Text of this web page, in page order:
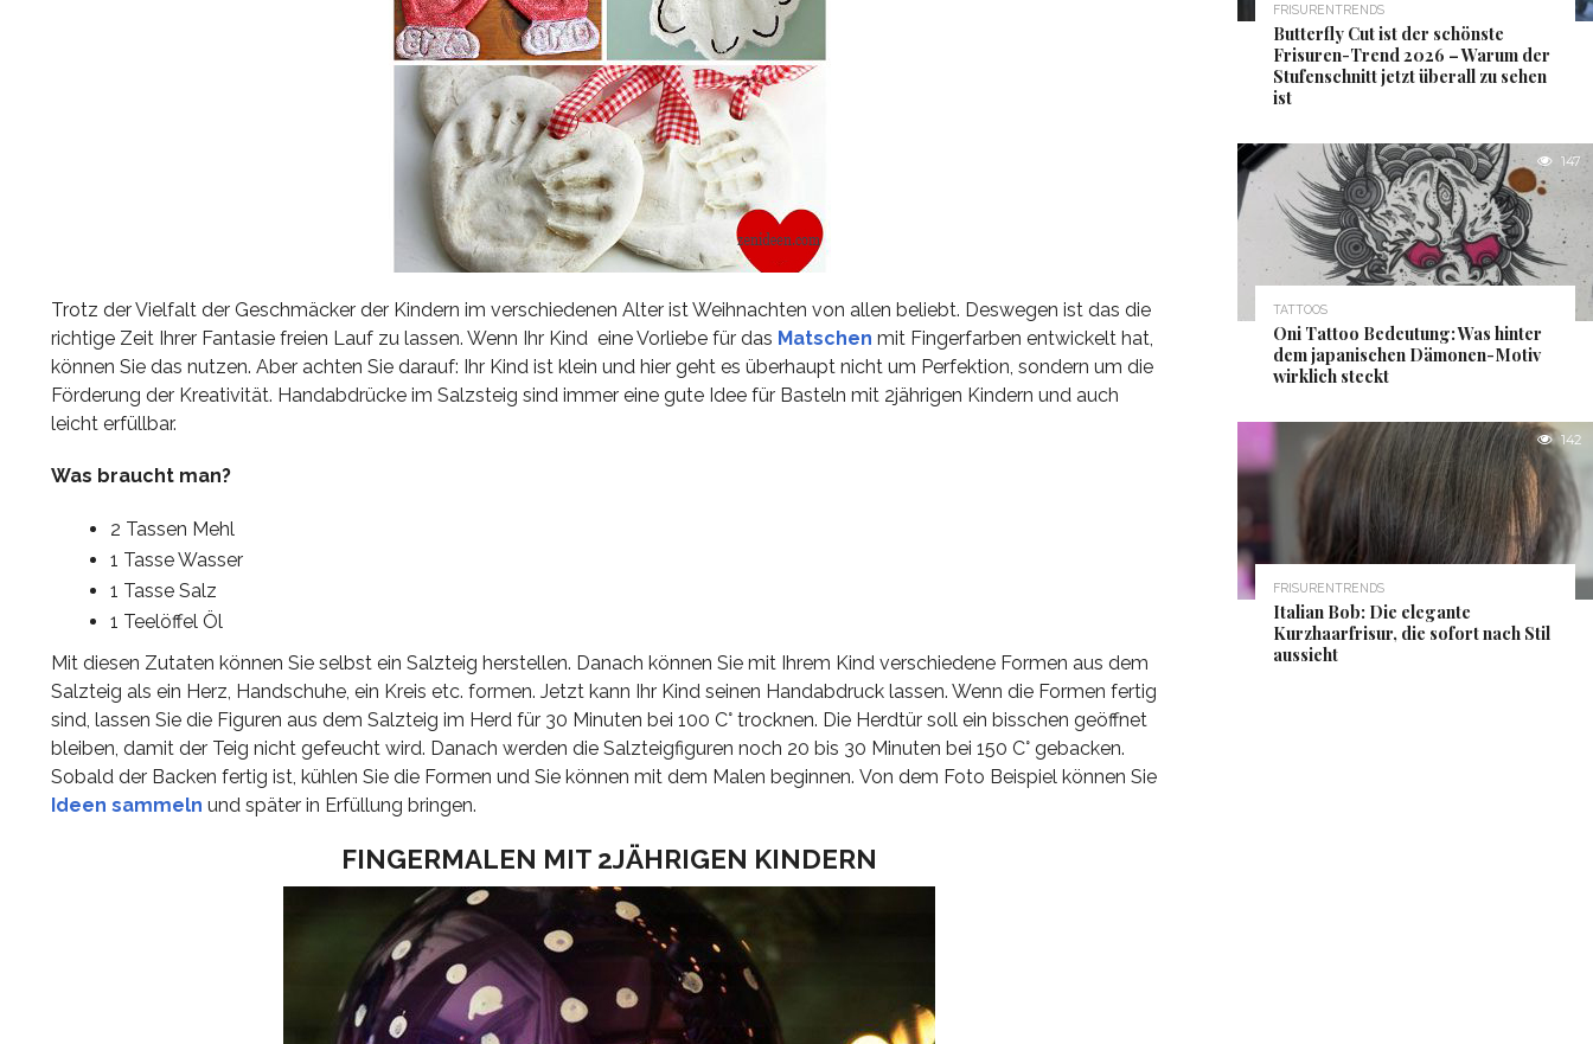
Trotz der Vielfalt der Geschmäcker der Kindern im verschiedenen Alter ist Weihnachten von allen beliebt. Deswegen ist das die
richtige Zeit Ihrer Fantasie freien Lauf zu lassen. Wenn Ihr Kind eine Vorliebe für das Matschen mit Fingerfarben entwickelt hat,
können Sie das nutzen. Aber achten Sie darauf: Ihr Kind ist klein und hier geht es überhaupt nicht um Perfektion, sondern um die
Förderung der Kreativität. Handabdrücke im Salzsteig sind immer eine gute Idee für Basteln mit 2jährigen Kindern und auch
leicht erfüllbar.
Was braucht man?
2 Tassen Mehl
1 Tasse Wasser
1 Tasse Salz
1 Teelöffel Öl
Mit diesen Zutaten können Sie selbst ein Salzteig herstellen. Danach können Sie mit Ihrem Kind verschiedene Formen aus dem
Salzteig als ein Herz, Handschuhe, ein Kreis etc. formen. Jetzt kann Ihr Kind seinen Handabdruck lassen. Wenn die Formen fertig
sind, lassen Sie die Figuren aus dem Salzteig im Herd für 30 Minuten bei 100 C° trocknen. Die Herdtür soll ein bisschen geöffnet
bleiben, damit der Teig nicht gefeucht wird. Danach werden die Salzteigfiguren noch 20 bis 30 Minuten bei 150 C° gebacken.
Sobald der Backen fertig ist, kühlen Sie die Formen und Sie können mit dem Malen beginnen. Von dem Foto Beispiel können Sie
Ideen sammeln und später in Erfüllung bringen.
FINGERMALEN MIT 2JÄHRIGEN KINDERN
FRISURENTRENDS
Butterfly Cut ist der schönste
Frisuren-Trend 2026 – Warum der
Stufenschnitt jetzt überall zu sehen
ist
147
TATTOOS
Oni Tattoo Bedeutung: Was hinter
dem japanischen Dämonen-Motiv
wirklich steckt
142
FRISURENTRENDS
Italian Bob: Die elegante
Kurzhaarfrisur, die sofort nach Stil
aussieht